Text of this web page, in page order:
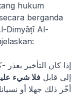
hukum
berganda
Dimyāṭī Al-
إذا كان التأخير
إلى قابلفلا شيء
أخّر ذلك جهلا أو